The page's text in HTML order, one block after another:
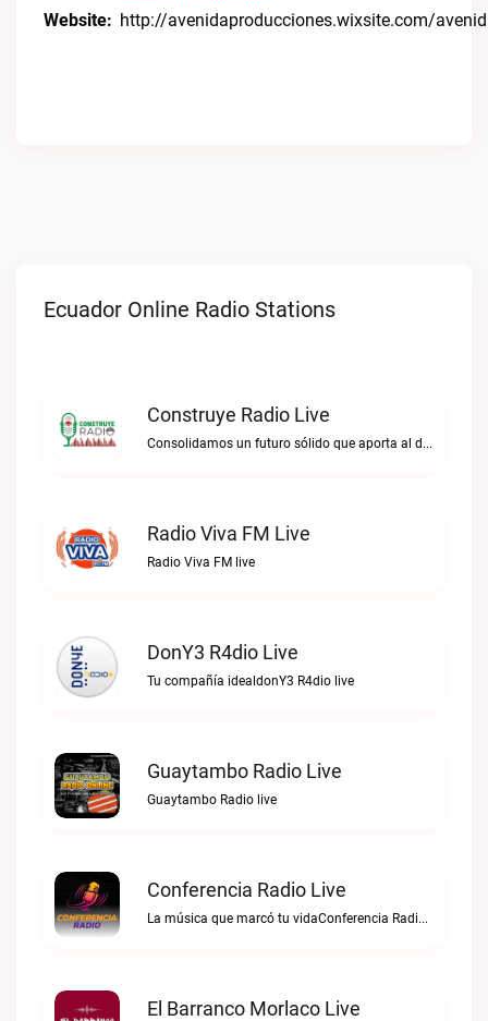
Website: http://avenidaproducciones.wixsite.com/
Ecuador Online Radio Stations
Construye Radio Live
Consolidamos un futuro sólido que aporta al desarrollo.Construye Radio live
Radio Viva FM Live
Radio Viva FM live
DonY3 R4dio Live
Tu compañía idealdonY3 R4dio live
Guaytambo Radio Live
Guaytambo Radio live
Conferencia Radio Live
La música que marcó tu vidaConferencia Radio live
El Barranco Morlaco Live